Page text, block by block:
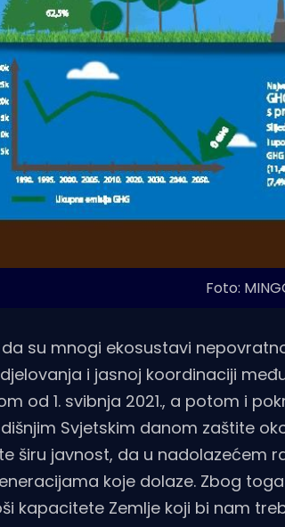
Foto:
su mnogi ekosustavi
i jasnoj koordinaciji
od 1. svibnja 2021., a potom i
Svjetskim danom zaštite
širu javnost, da u nadolazećem
koje dolaze. Zbog
kapacitete Zemlje koji bi nam